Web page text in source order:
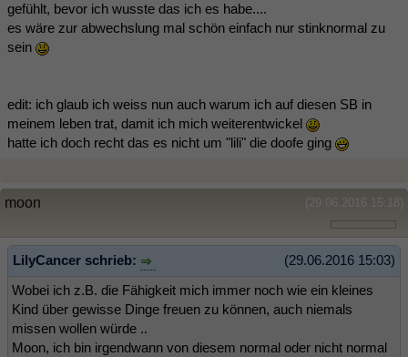
gefühlt, bevor ich wusste das ich es habe....
es wäre zur abwechslung mal schön einfach nur stinknormal zu
sein
edit: ich glaub ich weiss nun auch warum ich auf diesen SB in
meinem leben trat, damit ich mich weiterentwickel
hatte ich doch recht das es nicht um "lili" die doofe ging
(29.06.2016 15:18)
moon
(29.06.2016 15:03)
LilyCancer schrieb:
Wobei ich z.B. die Fähigkeit mich immer noch wie ein kleines
Kind über gewisse Dinge freuen zu können, auch niemals
missen wollen würde ..
Moon, ich bin irgendwann von diesem normal oder nicht normal